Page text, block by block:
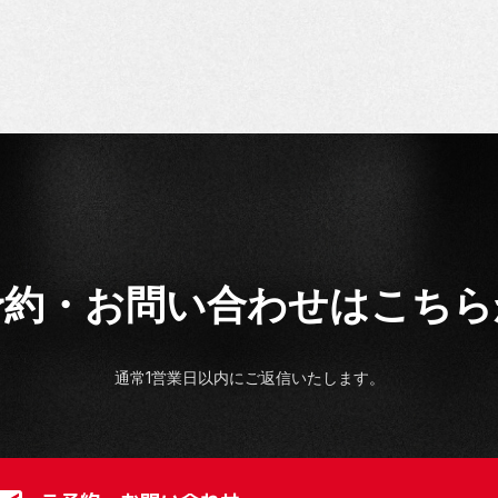
・お問い合わせはこち
通常1営業日以内にご返信いたします。